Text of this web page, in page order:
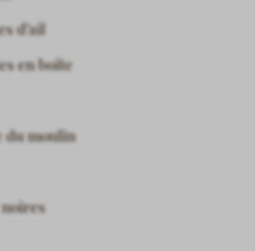
d’ail
en boîte
du moulin